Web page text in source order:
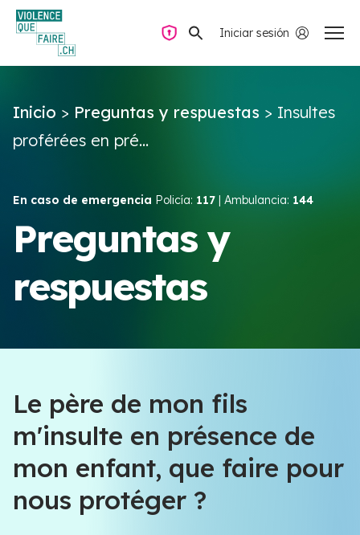
Iniciar sesión
Preguntas y respuestas
Violencia de pareja
Recursos y campañas
Navegación privada
Inicio > Preguntas y respuestas > Insultes
proférées en pré...
En caso de emergencia Policía: 117 | Ambulancia: 144
Preguntas y
respuestas
Le père de mon fils
m'insulte en présence de
mon enfant, que faire pour
nous protéger ?